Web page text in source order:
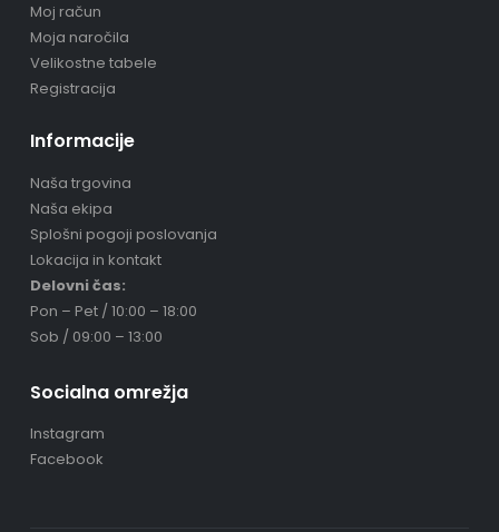
Moj račun
Moja naročila
Velikostne tabele
Registracija
Informacije
Naša trgovina
Naša ekipa
Splošni pogoji poslovanja
Lokacija in kontakt
Delovni čas:
Pon – Pet / 10:00 – 18:00
Sob / 09:00 – 13:00
Socialna omrežja
Instagram
Facebook